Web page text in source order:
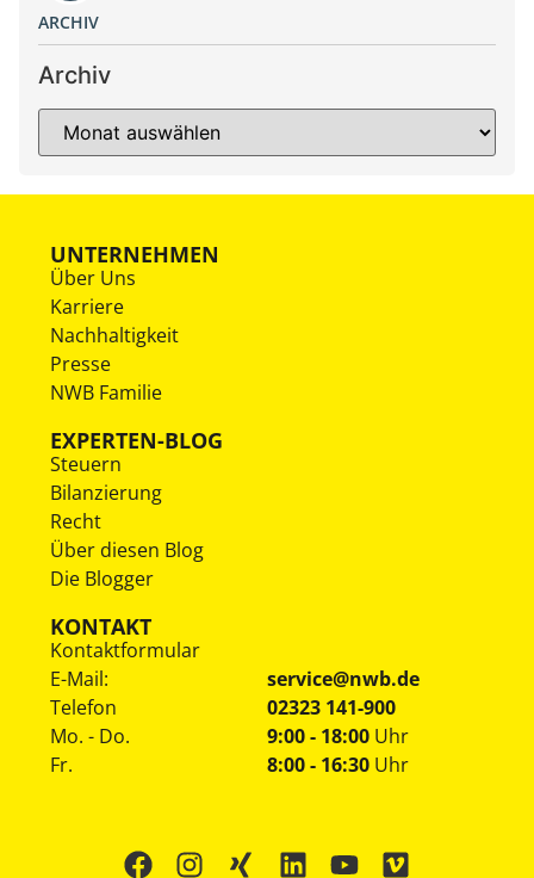
ARCHIV
Archiv
UNTERNEHMEN
Über Uns
Karriere
Nachhaltigkeit
Presse
NWB Familie
EXPERTEN-BLOG
Steuern
Bilanzierung
Recht
Über diesen Blog
Die Blogger
KONTAKT
Kontaktformular
E-Mail:
service@nwb.de
Telefon
02323 141-900
Mo. - Do.
Fr.
9:00 - 18:00 Uhr
8:00 - 16:30 Uhr